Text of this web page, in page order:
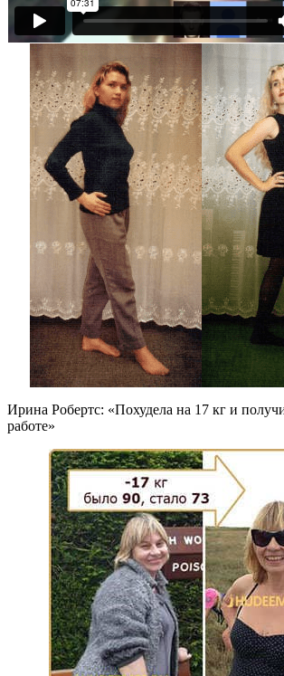
Ирина Робертс: «Похудела на 17 кг и
работе»